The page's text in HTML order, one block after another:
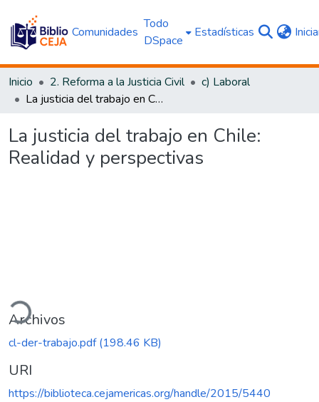
Comunidades
Todo
DSpace
Estadísticas
Inicio 2. Reforma a la Justicia Civil
c) Laboral
La justicia del trabajo en Chile: Realidad y perspectivas
La justicia del trabajo en Chile:
Realidad y perspectivas
Archivos
cl-der-trabajo.pdf(198.46 KB)
URI
https://biblioteca.cejamericas.org/handle/2015/5440